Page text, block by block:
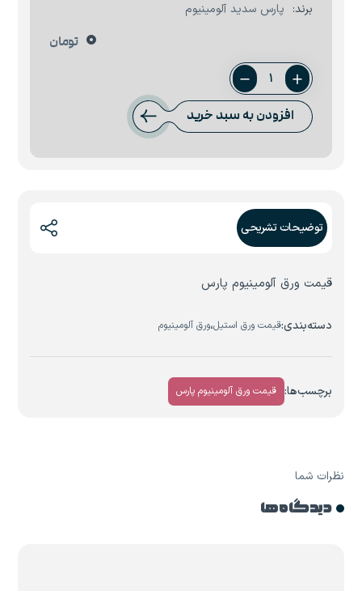
برند: پارس سدید آلومینیوم
0 تومان
ورق
آلومینیوم
ضخامت
افزودن به سبد خرید
توضیحات تشریحی
قیمت ورق آلومینیوم پارس
دسته‌بندی:قیمت ورق استیل،ورق آلومینیوم
برچسب‌ها: قیمت ورق آلومینیوم پارس
نظرات شما
دیدگاه ها